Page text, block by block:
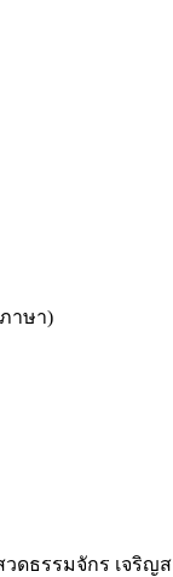
าษา)
ดธรรมจักร เจริญ